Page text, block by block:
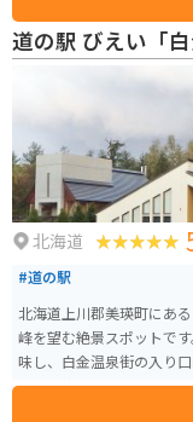
にあります。ただし、周
他の交通の妨げにならな
あり、農作物への影響を
際は、マナーを守り、遠
道の駅 びえい「白
北海道
#道の駅
北海道上川郡美瑛町にあ
峰を望む絶景スポットです。 愛称の「ビルケ」はアイヌ語で「輝く水」
味し、白金温泉街の入り口に位置していま
野菜や牛乳を使ったソフ
り、地元の特産品をお土産に購入できます